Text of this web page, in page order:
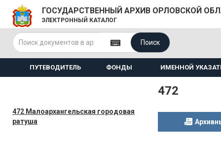
ГОСУДАРСТВЕННЫЙ АРХИВ ОРЛОВСКОЙ
ЭЛЕКТРОННЫЙ КАТАЛОГ
Поиск
ПУТЕВОДИТЕЛЬ ФОНДЫ ИМЕННОЙ
472 Малоархангельская городовая
ратуша
472